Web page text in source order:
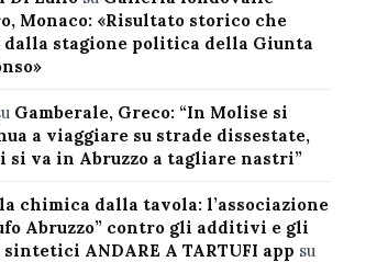
Monaco: «Risultato storico che
dalla stagione politica della Giunta
Gamberale, Greco: “In Molise si
a viaggiare su strade dissestate,
si va in Abruzzo a tagliare nastri”
chimica dalla tavola: l’associazione
Abruzzo” contro gli additivi e gli
ANDARE A TARTUFI app su